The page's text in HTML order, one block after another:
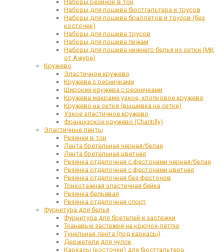
Наборы резинок в тон
Наборы для пошива бюстгальтера и трусов
Наборы для пошива браллетов и трусов (без
косточек)
Наборы для пошива трусов
Наборы для пошива пижам
Наборы для пошива нижнего белья из сетки (МК
от Ажура)
Кружево
Эластичное кружево
Кружева с ресничками
Широкие кружева с ресничками
Кружева макраме узкое, хлопковое кружево
Кружево на сетке (вышивка на сетке)
Узкое эластичное кружево
Французское кружево (Chantilly)
Эластичные ленты
Резинки в тон
Лента бретельная черная/белая
Лента бретельная цветная
Резинка отделочная с фестонами черная/белая
Резинка отделочная с фестонами цветная
Резинка отделочная без фестонов
Трикотажная эластичная бейка
Резинка бельевая
Резинка отделочная спорт
Фурнитура для белья
Фурнитура для бретелей и застежки
Тканевые застежки на крючок-петлю
Тунельная лента (под каркасы)
Держатели для чулок
Каркасы (косточки) для бюстгальтера